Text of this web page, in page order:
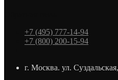
+7 (495) 777-14-94
+7 (800) 200-15-94
г. Москва. ул.